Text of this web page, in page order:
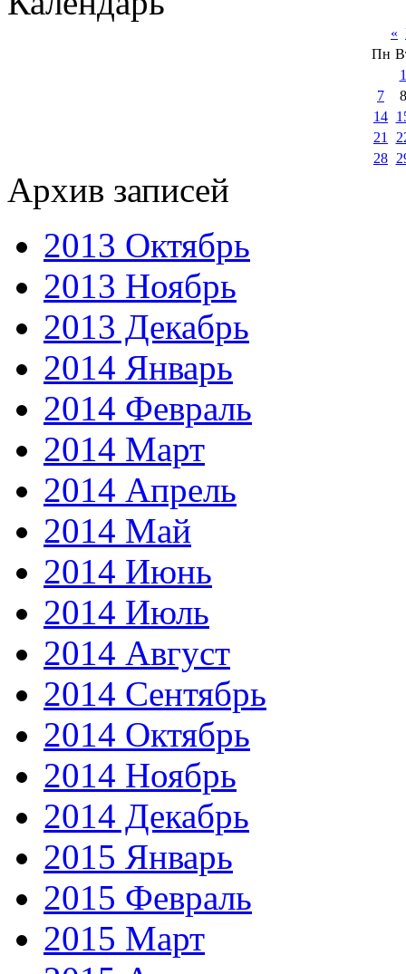
«
Пн
1
7
8
14
21
28
Архив записей
2013 Октябрь
2013 Ноябрь
2013 Декабрь
2014 Январь
2014 Февраль
2014 Март
2014 Апрель
2014 Май
2014 Июнь
2014 Июль
2014 Август
2014 Сентябрь
2014 Октябрь
2014 Ноябрь
2014 Декабрь
2015 Январь
2015 Февраль
2015 Март